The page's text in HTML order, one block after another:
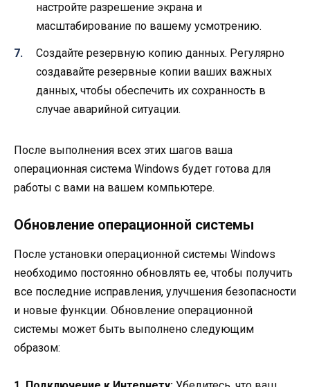
настройте разрешение экрана и
масштабирование по вашему усмотрению.
Создайте резервную копию данных. Регулярно
создавайте резервные копии ваших важных
данных, чтобы обеспечить их сохранность в
случае аварийной ситуации.
После выполнения всех этих шагов ваша
операционная система Windows будет готова для
работы с вами на вашем компьютере.
Обновление операционной системы
После установки операционной системы Windows
необходимо постоянно обновлять ее, чтобы получить
все последние исправления, улучшения безопасности
и новые функции. Обновление операционной
системы может быть выполнено следующим
образом: